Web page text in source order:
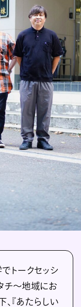
トークセッシ
チ～地域にお
、『あたらしい